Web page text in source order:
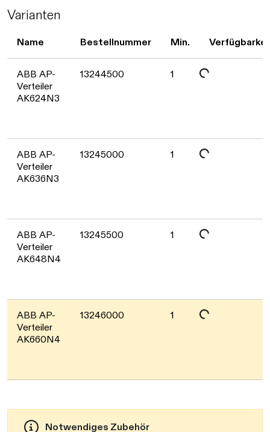
Varianten
Name Bestellnummer Min.
ABB AP-
Verteiler
AK624N3
13244500 1
Daten werden geladen. Bitte warten...
ABB AP-
Verteiler
AK636N3
13245000 1
Daten werden geladen. Bitte warten...
ABB AP-
Verteiler
AK648N4
13245500 1
Daten werden geladen. Bitte warten...
ABB AP-
Verteiler
AK660N4
13246000 1
Daten werden geladen. Bitte warten...
Notwendiges Zubehör